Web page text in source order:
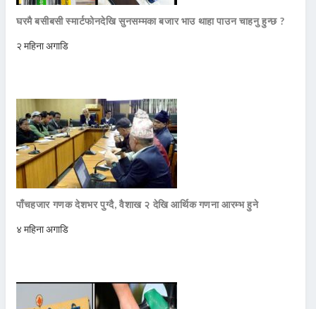
घरमै बसीबसी स्मार्टफोनदेखि सुनसम्मका बजार भाउ थाहा पाउन चाहनु हुन्छ ?
२ महिना अगाडि
पाँचहजार गणक देशभर पुग्दै, वैशाख २ देखि आर्थिक गणना आरम्भ हुने
४ महिना अगाडि